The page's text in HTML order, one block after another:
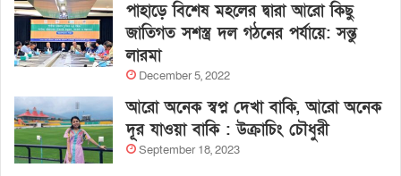
পাহাড়ে বিশেষ মহলের দ্বারা আরো কিছু
জাতিগত সশস্ত্র দল গঠনের পর্যায়ে: সন্তু
লারমা
December 5, 2022
আরো অনেক স্বপ্ন দেখা বাকি, আরো অনেক
দূর যাওয়া বাকি : উক্রাচিং চৌধুরী
September 18, 2023